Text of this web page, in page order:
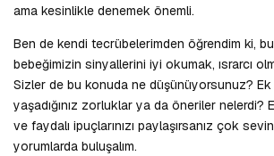
ama kesinlikle denemek önemli.
Ben de kendi tecrübelerimden öğrendim ki,
bebeğimizin sinyallerini iyi okumak, ısrarcı
Sizler de bu konuda ne düşünüyorsunuz? Ek
yaşadığınız zorluklar ya da öneriler nelerdi?
ve faydalı ipuçlarınızı paylaşırsanız çok
yorumlarda buluşalım.